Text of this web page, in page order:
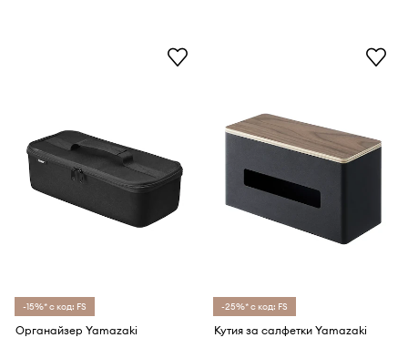
-15%* с код: FS
Органайзер Yamazaki
-25%* с код: FS
Кутия за салфетки Yamazaki